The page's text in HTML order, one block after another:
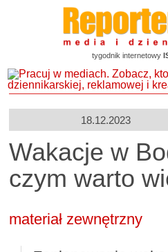
tygodnik internetowy
18.12.2023
Wakacje w
czym warto
materiał zewnętrzny